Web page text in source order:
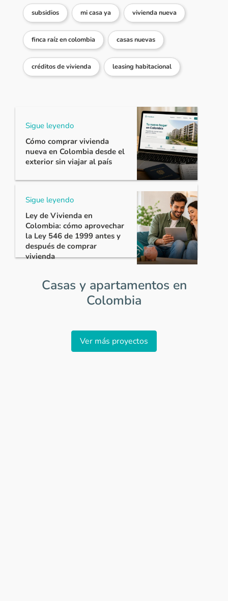
subsidios mi casa ya vivienda nueva
finca raíz en colombia casas nuevas
créditos de vivienda leasing habitacional
Sigue leyendo
Cómo comprar vivienda
nueva en Colombia desde el
exterior sin viajar al país
Sigue leyendo
Ley de Vivienda en
Colombia: cómo aprovechar
la Ley 546 de 1999 antes y
después de comprar
vivienda
Casas y apartamentos en
Colombia
Ver más proyectos